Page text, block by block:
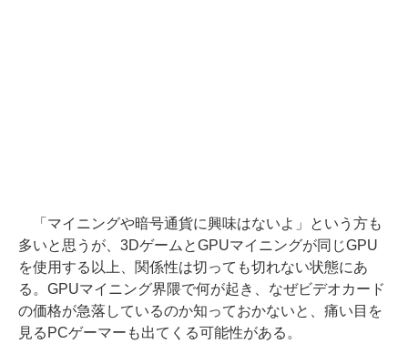
「マイニングや暗号通貨に興味はないよ」という方も
多いと思うが、3DゲームとGPUマイニングが同じGPU
を使用する以上、関係性は切っても切れない状態にあ
る。GPUマイニング界隈で何が起き、なぜビデオカード
の価格が急落しているのか知っておかないと、痛い目を
見るPCゲーマーも出てくる可能性がある。